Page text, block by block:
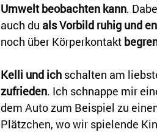
Umwelt beobachten kann.
auch du als Vorbild ruhig und
noch über Körperkontakt
Kelli und ich schalten am
zufrieden. Ich schnappe mir
dem Auto zum Beispiel zu
Plätzchen, wo wir spielende